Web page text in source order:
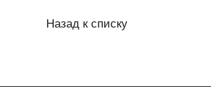
Назад к списку